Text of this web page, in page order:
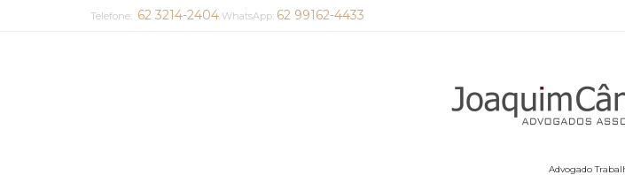
Telefone: 62 3214-2404 WhatsApp: 62 99162-4433
Advogado